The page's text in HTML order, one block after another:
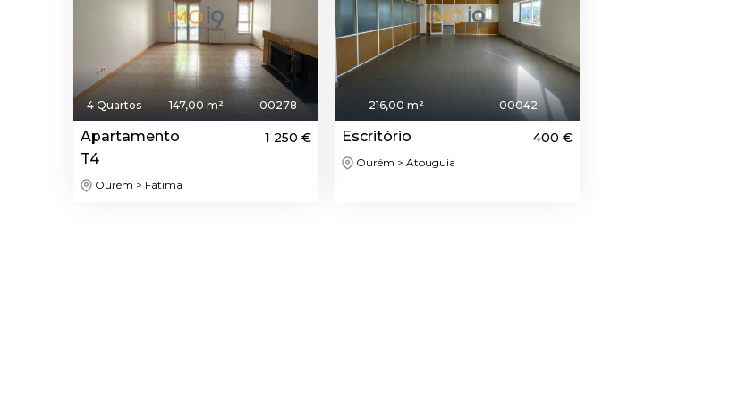
4 Quartos 147,00 m² 00278
Apartamento
T4
1 250 €
Ourém > Fátima
216,00 m² 00042
Escritório 400 €
Ourém > Atouguia